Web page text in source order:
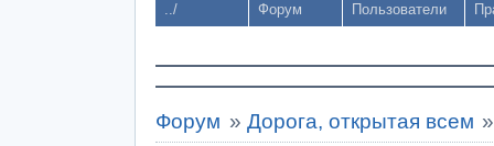
../ Форум Пользователи
Форум » Дорога, открытая всем